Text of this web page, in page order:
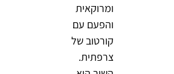
ומרוקאית
והפעם עם
קורטוב של
צרפתית.